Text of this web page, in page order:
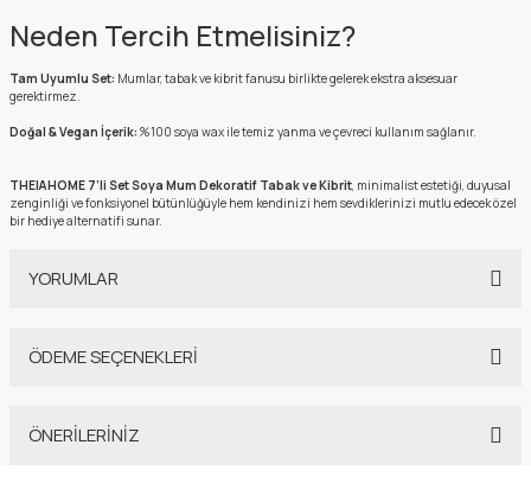
Neden Tercih Etmelisiniz?
Tam Uyumlu Set: Mumlar, tabak ve kibrit fanusu birlikte gelerek ekstra aksesuar
gerektirmez.
Doğal & Vegan İçerik: %100 soya wax ile temiz yanma ve çevreci kullanım sağlanır.
THEIA HOME 7’li Set Soya Mum Dekoratif Tabak ve Kibrit, minimalist estetiği, duyusal
zenginliği ve fonksiyonel bütünlüğüyle hem kendinizi hem sevdiklerinizi mutlu edecek özel
bir hediye alternatifi sunar.
YORUMLAR
ÖDEME SEÇENEKLERİ
ÖNERİLERİNİZ